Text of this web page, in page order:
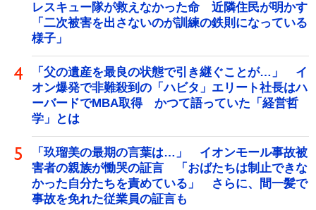
レスキュー隊が救えなかった命 近隣住民が明かす
「二次被害を出さないのが訓練の鉄則になっている
様子」
「父の遺産を最良の状態で引き継ぐことが…」 イ
オン爆発で非難殺到の「ハビタ」エリート社長はハ
ーバードでMBA取得 かつて語っていた「経営哲
学」とは
「玖瑠美の最期の言葉は…」 イオンモール事故被
害者の親族が慟哭の証言 「おばたちは制止できな
かった自分たちを責めている」 さらに、間一髪で
事故を免れた従業員の証言も